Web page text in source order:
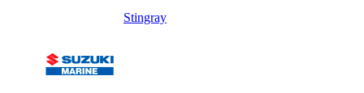
Stingray